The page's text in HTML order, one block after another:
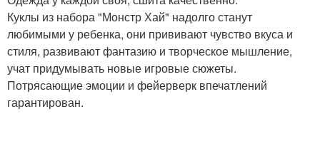
Куклы из набора "Монстр Хай" надолго станут
любимыми у ребенка, они прививают чувство вкуса и
стиля, развивают фантазию и творческое мышление,
учат придумывать новые игровые сюжеты.
Потрясающие эмоции и фейерверк впечатлений
гарантирован.